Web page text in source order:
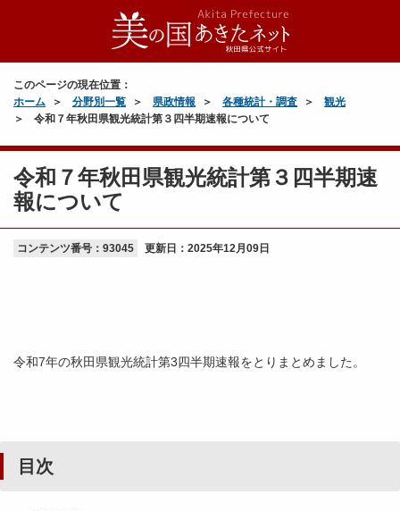
このページの現在位置：
ホーム
分野別一覧 県政情報 各種統計・調査
観光
令和７年秋田県観光統計第３四半期速報について
令和７年秋田県観光統計第３四半期速
報について
コンテンツ番号：93045 更新日： 2025年12月09日
令和7年の秋田県観光統計第3四半期速報をとりまとめました。
目次